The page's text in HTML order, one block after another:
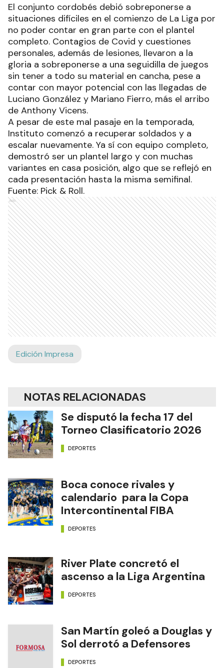
El conjunto cordobés debió sobreponerse a
situaciones difíciles en el comienzo de La Liga por
no poder contar en gran parte con el plantel
completo. Contagios de Covid y cuestiones
personales, además de lesiones, llevaron a la
gloria a sobreponerse a una seguidilla de juegos
sin tener a todo su material en cancha, pese a
contar con mayor potencial con las llegadas de
Luciano González y Mariano Fierro, más el arribo
de Anthony Vicens.
A pesar de este mal pasaje en la temporada,
Instituto comenzó a recuperar soldados y a
escalar nuevamente. Ya sí con equipo completo,
demostró ser un plantel largo y con muchas
variantes en casa posición, algo que se reflejó en
cada presentación hasta la misma semifinal.
Fuente: Pick & Roll.
Ads
Edición Impresa
NOTAS RELACIONADAS
Se disputó la fecha 17 del
Torneo Clasificatorio 2026
DEPORTES
Boca conoce rivales y
calendario para la Copa
Intercontinental FIBA
DEPORTES
River Plate concretó el
ascenso a la Liga Argentina
DEPORTES
San Martín goleó a Douglas y
Sol derrotó a Defensores
DEPORTES